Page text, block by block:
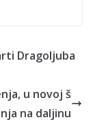
Dragoljuba
u novoj š
na daljinu